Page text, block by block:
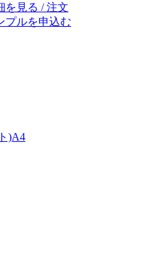
を見る / 注文
プルを申込む
)A4